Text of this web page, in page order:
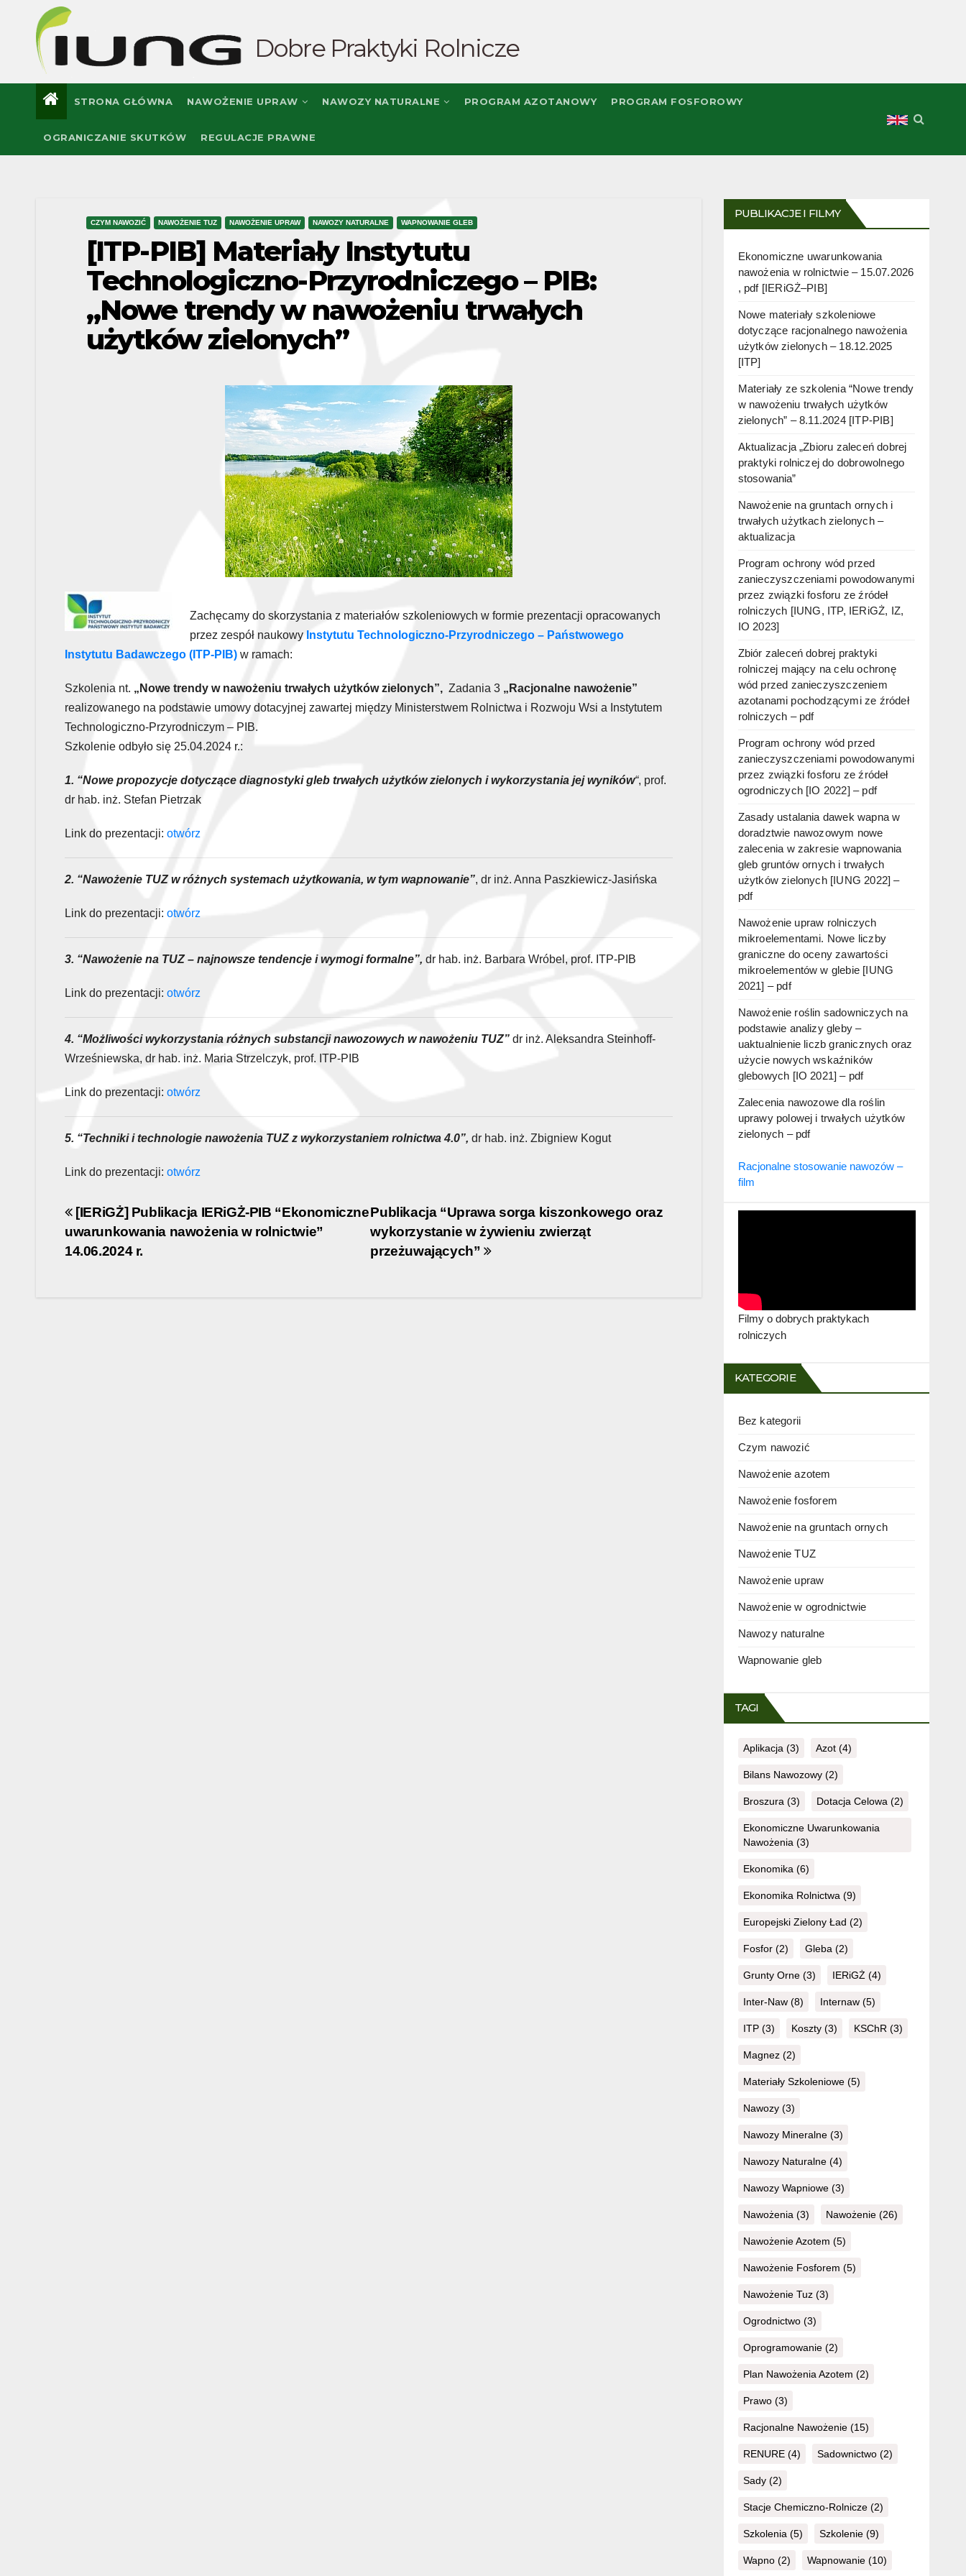
Dobre Praktyki Rolnicze
STRONA GŁÓWNA NAWOŻENIE UPRAW NAWOZY NATURALNE PROGRAM AZOTANOWY PROGRAM FOSFOROWY
OGRANICZANIE SKUTKÓW REGULACJE PRAWNE
CZYM NAWOZIĆ NAWOŻENIE TUZ NAWOŻENIE UPRAW NAWOZY NATURALNE WAPNOWANIE GLEB
[ITP-PIB] Materiały Instytutu
Technologiczno-Przyrodniczego – PIB:
„Nowe trendy w nawożeniu trwałych
użytków zielonych”
Zachęcamy do skorzystania z materiałów szkoleniowych w formie prezentacji opracowanych
przez zespół naukowy Instytutu Technologiczno-Przyrodniczego – Państwowego
Instytutu Badawczego (ITP-PIB) w ramach:
Szkolenia nt. „Nowe trendy w nawożeniu trwałych użytków zielonych”, Zadania 3 „Racjonalne nawożenie”
realizowanego na podstawie umowy dotacyjnej zawartej między Ministerstwem Rolnictwa i Rozwoju Wsi a Instytutem
Technologiczno-Przyrodniczym – PIB.
Szkolenie odbyło się 25.04.2024 r.:
1. “Nowe propozycje dotyczące diagnostyki gleb trwałych użytków zielonych i wykorzystania jej wyników“, prof.
dr hab. inż. Stefan Pietrzak
Link do prezentacji: otwórz
2. “Nawożenie TUZ w różnych systemach użytkowania, w tym wapnowanie”, dr inż. Anna Paszkiewicz-Jasińska
Link do prezentacji: otwórz
3. “Nawożenie na TUZ – najnowsze tendencje i wymogi formalne”, dr hab. inż. Barbara Wróbel, prof. ITP-PIB
Link do prezentacji: otwórz
4. “Możliwości wykorzystania różnych substancji nawozowych w nawożeniu TUZ” dr inż. Aleksandra Steinhoff-
Wrześniewska, dr hab. inż. Maria Strzelczyk, prof. ITP-PIB
Link do prezentacji: otwórz
5. “Techniki i technologie nawożenia TUZ z wykorzystaniem rolnictwa 4.0”, dr hab. inż. Zbigniew Kogut
Link do prezentacji: otwórz
Post
navigation
Publikacja “Uprawa sorga kiszonkowego oraz
wykorzystanie w żywieniu zwierząt
przeżuwających”
[IERiGŻ] Publikacja IERiGŻ-PIB “Ekonomiczne
uwarunkowania nawożenia w rolnictwie”
14.06.2024 r.
PUBLIKACJE I FILMY
Ekonomiczne uwarunkowania
nawożenia w rolnictwie – 15.07.2026
, pdf [IERiGŻ–PIB]
Nowe materiały szkoleniowe
dotyczące racjonalnego nawożenia
użytków zielonych – 18.12.2025
[ITP]
Materiały ze szkolenia “Nowe trendy
w nawożeniu trwałych użytków
zielonych” – 8.11.2024 [ITP-PIB]
Aktualizacja „Zbioru zaleceń dobrej
praktyki rolniczej do dobrowolnego
stosowania”
Nawożenie na gruntach ornych i
trwałych użytkach zielonych –
aktualizacja
Program ochrony wód przed
zanieczyszczeniami powodowanymi
przez związki fosforu ze źródeł
rolniczych [IUNG, ITP, IERiGŻ, IZ,
IO 2023]
Zbiór zaleceń dobrej praktyki
rolniczej mający na celu ochronę
wód przed zanieczyszczeniem
azotanami pochodzącymi ze źródeł
rolniczych – pdf
Program ochrony wód przed
zanieczyszczeniami powodowanymi
przez związki fosforu ze źródeł
ogrodniczych [IO 2022] – pdf
Zasady ustalania dawek wapna w
doradztwie nawozowym nowe
zalecenia w zakresie wapnowania
gleb gruntów ornych i trwałych
użytków zielonych [IUNG 2022] –
pdf
Nawożenie upraw rolniczych
mikroelementami. Nowe liczby
graniczne do oceny zawartości
mikroelementów w glebie [IUNG
2021] – pdf
Nawożenie roślin sadowniczych na
podstawie analizy gleby –
uaktualnienie liczb granicznych oraz
użycie nowych wskaźników
glebowych [IO 2021] – pdf
Zalecenia nawozowe dla roślin
uprawy polowej i trwałych użytków
zielonych – pdf
Racjonalne stosowanie nawozów –
film
Filmy o dobrych praktykach
rolniczych
KATEGORIE
Bez kategorii
Czym nawozić
Nawożenie azotem
Nawożenie fosforem
Nawożenie na gruntach ornych
Nawożenie TUZ
Nawożenie upraw
Nawożenie w ogrodnictwie
Nawozy naturalne
Wapnowanie gleb
TAGI
Aplikacja (3) Azot(4)
Bilans Nawozowy(2)
Broszura (3) Dotacja Celowa (2)
Ekonomiczne Uwarunkowania
Nawożenia (3)
Ekonomika (6)
Ekonomika Rolnictwa (9)
Europejski Zielony Ład (2)
Fosfor(2) Gleba (2)
Grunty Orne(3) IERiGŻ (4)
Inter-Naw(8) Internaw(5)
ITP(3) Koszty(3) KSChR (3)
Magnez(2)
Materiały Szkoleniowe(5)
Nawozy(3)
Nawozy Mineralne(3)
Nawozy Naturalne(4)
Nawozy Wapniowe(3)
Nawożenia (3) Nawożenie(26)
Nawożenie Azotem (5)
Nawożenie Fosforem (5)
Nawożenie Tuz(3)
Ogrodnictwo(3)
Oprogramowanie(2)
Plan Nawożenia Azotem (2)
Prawo(3)
Racjonalne Nawożenie(15)
RENURE(4) Sadownictwo(2)
Sady(2)
Stacje Chemiczno-Rolnicze(2)
Szkolenia (5) Szkolenie(9)
Wapno(2) Wapnowanie(10)